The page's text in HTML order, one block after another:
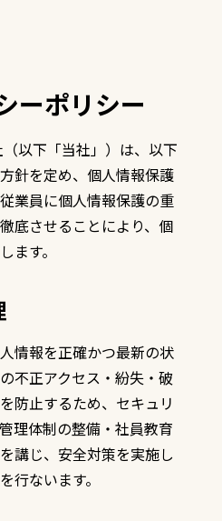
ーポリシー
以下「当社」）は、以下
針を定め、個人情報保護
業員に個人情報保護の重
底させることにより、個
ます。
情報を正確かつ最新の状
不正アクセス・紛失・破
防止するため、セキュリ
理体制の整備・社員教育
講じ、安全対策を実施し
行ないます。